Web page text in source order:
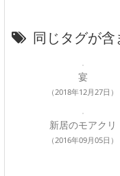
同じタグが
宴
（2018年12月27日）
新居のモアクリ
（2016年09月05日）